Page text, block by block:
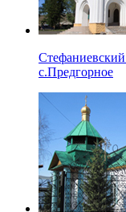
с.Предгорное